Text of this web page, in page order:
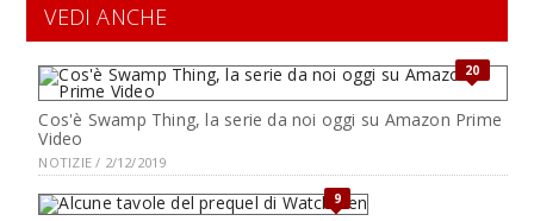
VEDI ANCHE
20
Cos'è Swamp Thing, la serie da noi oggi su Amazon Prime
Video
NOTIZIE / 2/12/2019
9